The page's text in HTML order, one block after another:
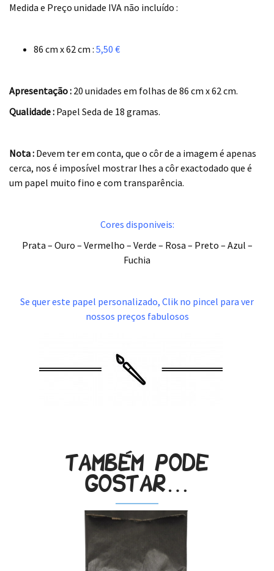
Medida e Preço unidade IVA não incluído :
86 cm x 62 cm : 5,50 €
Apresentação : 20 unidades em folhas de 86 cm x 62 cm.
Qualidade : Papel Seda de 18 gramas.
Nota : Devem ter em conta, que o côr de a imagem é apenas
cerca, nos é imposível mostrar lhes a côr exactodado que é
um papel muito fino e com transparência.
Cores disponiveis:
Prata – Ouro – Vermelho – Verde – Rosa – Preto – Azul –
Fuchia
Se quer este papel personalizado, Clik no pincel para ver
nossos preços fabulosos
Também pode
gostar…